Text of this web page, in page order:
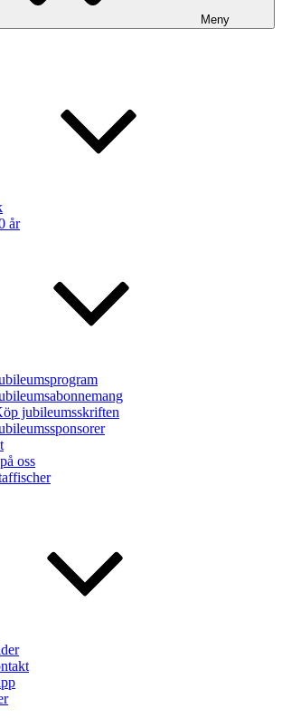
Meny
år
jubileumsskriften
oss